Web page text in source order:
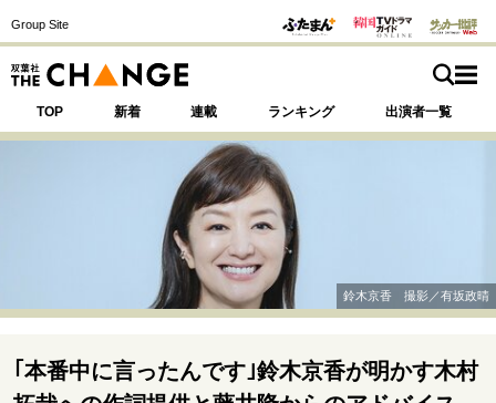
Group Site
TOP 新着 連載 ランキング 出演者一覧
注目の記事テーマで探す
運命を変えた出会い 決断の裏側
挫折からの再起
未知への挑戦
プロフェッショナルの矜持
鈴木京香 撮影／有坂政晴
｢本番中に言ったんです｣鈴木京香が明かす木村